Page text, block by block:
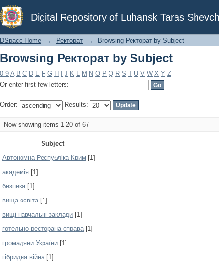
Digital Repository of Luhansk Taras
Browsing Ректорат by Subject
DSpace Home → Ректорат → Browsing Ректорат by Subject
Browsing Ректорат by Subject
0-9 A B C D E F G H J K L M N O P Q R S T U V W X Y Z
Or enter first few letters:
Order: Results:
Now showing items 1-20 of 67
Subject
Автономна Республіка Крим [1]
академія [1]
безпека[1]
вища освіта[1]
вищі навчальні заклади [1]
готельно-ресторана справа[1]
громадяни України [1]
гібридна війна[1]